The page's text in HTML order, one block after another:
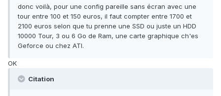
donc voilà, pour une config pareille sans écran avec une
tour entre 100 et 150 euros, il faut compter entre 1700 et
2100 euros selon que tu prenne une SSD ou juste un HDD
10000 Tour, 3 ou 6 Go de Ram, une carte graphique ch'es
Geforce ou chez ATI.
OK
Citation